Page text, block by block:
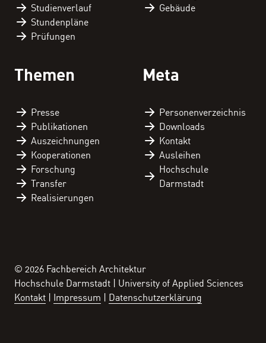
Studienverlauf
Stundenpläne
Prüfungen
Gebäude
Themen
Presse
Publikationen
Auszeichnungen
Kooperationen
Forschung
Transfer
Realisierungen
Meta
Personen­verzeichnis
Downloads
Kontakt
Ausleihen
Hochschule
Darmstadt
© 2026 Fachbereich Architektur
Hochschule Darmstadt | University of Applied Sciences
Kontakt
Impressum Datenschutzerklärung